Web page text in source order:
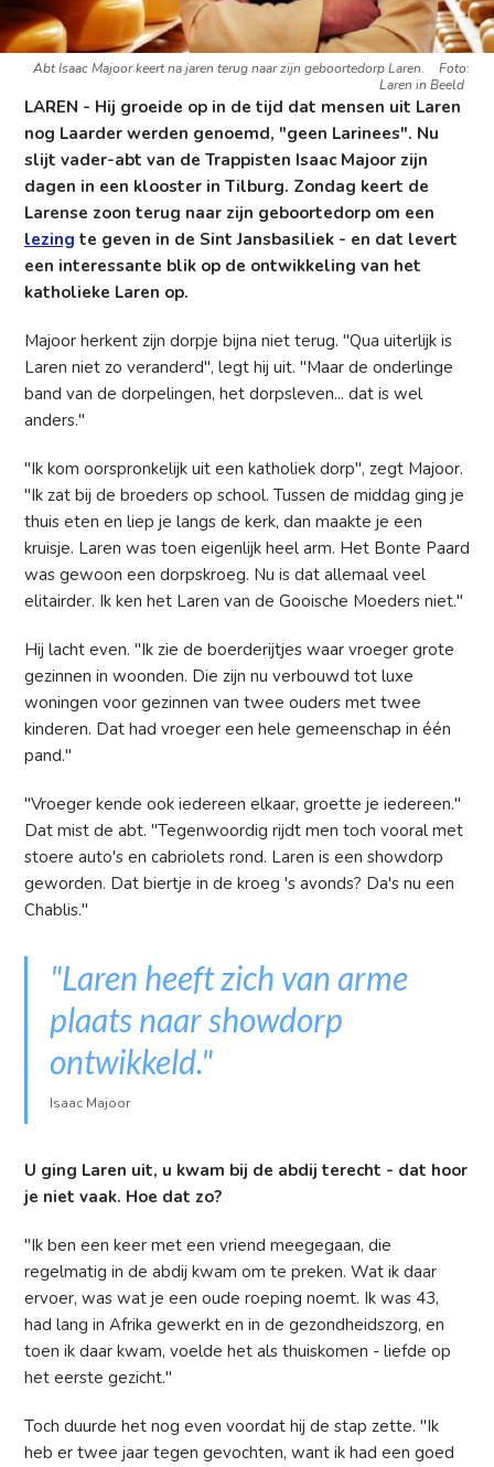
Abt Isaac Majoor keert na jaren terug naar zijn geboortedorp Laren.
Foto:
Laren in Beeld
LAREN - Hij groeide op in de tijd dat mensen uit Laren
nog Laarder werden genoemd, "geen Larinees". Nu
slijt vader-abt van de Trappisten Isaac Majoor zijn
dagen in een klooster in Tilburg. Zondag keert de
Larense zoon terug naar zijn geboortedorp om een
lezing te geven in de Sint Jansbasiliek - en dat levert
een interessante blik op de ontwikkeling van het
katholieke Laren op.
Majoor herkent zijn dorpje bijna niet terug. "Qua uiterlijk is
Laren niet zo veranderd", legt hij uit. "Maar de onderlinge
band van de dorpelingen, het dorpsleven... dat is wel
anders."
"Ik kom oorspronkelijk uit een katholiek dorp", zegt Majoor.
"Ik zat bij de broeders op school. Tussen de middag ging je
thuis eten en liep je langs de kerk, dan maakte je een
kruisje. Laren was toen eigenlijk heel arm. Het Bonte Paard
was gewoon een dorpskroeg. Nu is dat allemaal veel
elitairder. Ik ken het Laren van de Gooische Moeders niet."
Hij lacht even. "Ik zie de boerderijtjes waar vroeger grote
gezinnen in woonden. Die zijn nu verbouwd tot luxe
woningen voor gezinnen van twee ouders met twee
kinderen. Dat had vroeger een hele gemeenschap in één
pand."
"Vroeger kende ook iedereen elkaar, groette je iedereen."
Dat mist de abt. "Tegenwoordig rijdt men toch vooral met
stoere auto's en cabriolets rond. Laren is een showdorp
geworden. Dat biertje in de kroeg 's avonds? Da's nu een
Chablis."
"Laren heeft zich van arme
plaats naar showdorp
ontwikkeld."
Isaac Majoor
U ging Laren uit, u kwam bij de abdij terecht - dat hoor
je niet vaak. Hoe dat zo?
"Ik ben een keer met een vriend meegegaan, die
regelmatig in de abdij kwam om te preken. Wat ik daar
ervoer, was wat je een oude roeping noemt. Ik was 43,
had lang in Afrika gewerkt en in de gezondheidszorg, en
toen ik daar kwam, voelde het als thuiskomen - liefde op
het eerste gezicht."
Toch duurde het nog even voordat hij de stap zette. "Ik
heb er twee jaar tegen gevochten, want ik had een goed